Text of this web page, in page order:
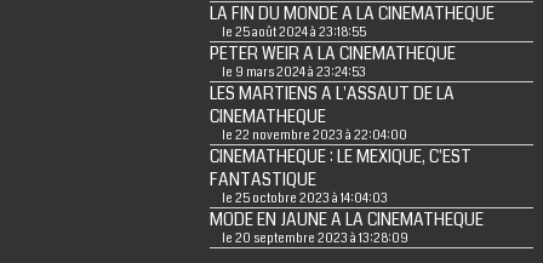
LA FIN DU MONDE A LA CINEMATHEQUE
le 25 août 2024 à 23:18:55
PETER WEIR A LA CINEMATHEQUE
le 9 mars 2024 à 23:24:53
LES MARTIENS A L'ASSAUT DE LA
CINEMATHEQUE
le 22 novembre 2023 à 22:04:00
CINEMATHEQUE : LE MEXIQUE, C'EST
FANTASTIQUE
le 25 octobre 2023 à 14:04:03
MODE EN JAUNE A LA CINEMATHEQUE
le 20 septembre 2023 à 13:28:09